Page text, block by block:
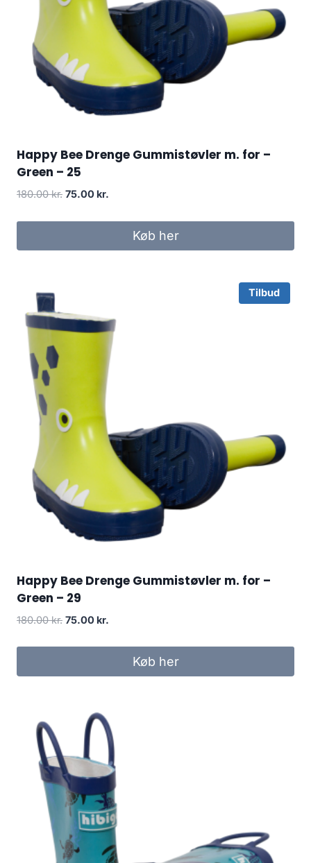
Happy Bee Drenge Gummistøvler m. for –
Green – 25
180.00kr. Original
was:
75.00 kr.
is:
75.00 kr..Køb her
Tilbud
Happy Bee Drenge Gummistøvler m. for –
Green – 29
180.00kr. Original
75.00 kr.
75.00 kr..Køb her